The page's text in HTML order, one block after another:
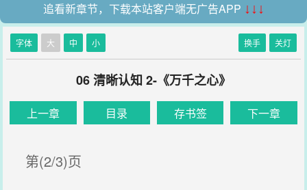
追看新章节，下载本站客户端无广告APP ↓↓↓
字体 大 中 小 换手 关灯
06 清晰认知 2-《万千之心》
上一章 目录 存书签 下一章
第(2/3)页